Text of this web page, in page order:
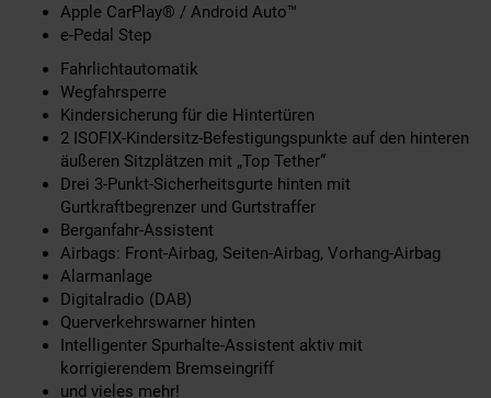
Apple CarPlay® / Android Auto™
e-Pedal Step
Fahrlichtautomatik
Wegfahrsperre
Kindersicherung für die Hintertüren
2 ISOFIX-Kindersitz-Befestigungspunkte auf den hinteren
äußeren Sitzplätzen mit „Top Tether“
Drei 3-Punkt-Sicherheitsgurte hinten mit
Gurtkraftbegrenzer und Gurtstraffer
Berganfahr-Assistent
Airbags: Front-Airbag, Seiten-Airbag, Vorhang-Airbag
Alarmanlage
Digitalradio (DAB)
Querverkehrswarner hinten
Intelligenter Spurhalte-Assistent aktiv mit
korrigierendem Bremseingriff
und vieles mehr!